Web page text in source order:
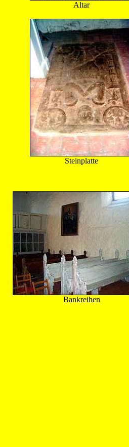
Altar
Steinplatte
Bankreihen